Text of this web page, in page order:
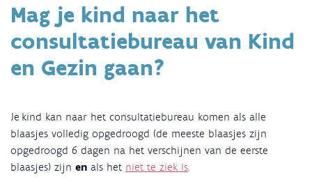
Mag je kind naar het
consultatiebureau van Kind
en Gezin gaan?
Je kind kan naar het consultatiebureau komen als alle
blaasjes volledig opgedroogd (de meeste blaasjes zijn
opgedroogd 6 dagen na het verschijnen van de eerste
blaasjes) zijn en als het niet te ziek is